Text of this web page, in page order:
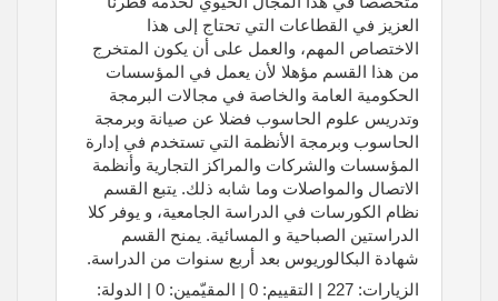
العزيز في القطاعات التي تحتاج إلى هذا
الاختصاص المهم، والعمل على أن يكون المتخرج
من هذا القسم مؤهلا لأن يعمل في المؤسسات
الحكومية العامة والخاصة في مجالات البرمجة
وتدريس علوم الحاسوب فضلا عن صيانة وبرمجة
الحاسوب وبرمجة الأنظمة التي تستخدم في إدارة
المؤسسات والشركات والمراكز التجارية وأنظمة
الاتصال والمواصلات وما شابه ذلك. يتبع القسم
نظام الكورسات في الدراسة الجامعية، و يوفر كلا
الدراستين الصباحية و المسائية. يمنح القسم
شهادة البكالوريوس بعد أربع سنوات من الدراسة.
الزيارات: 227 | التقييم: 0 | المقيّمين: 0 | الدولة: